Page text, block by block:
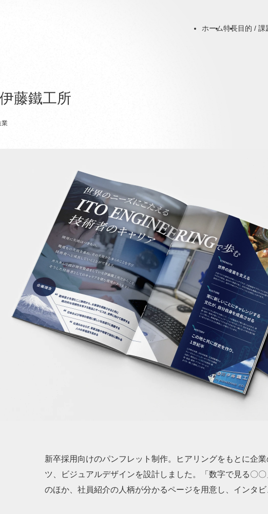
ホーム特長目的 / 課
藤鐵工所
業
新卒採用向けのパンフレット制作。ヒアリングをもとに企
ツ、ビジュアルデザインを設計しました。「数字で見る〇
のほか、社員紹介の人柄が分かるページを用意し、インタ